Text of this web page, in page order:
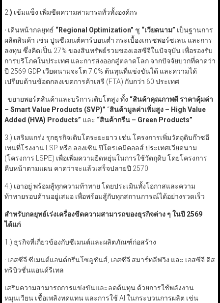
2.) เข้มแข็ง เพิ่มขีดความสามารถทั่วทั้งองค์กร
· เดินหน้ากลยุทธ์ “Regional Optimization” ชู “เวียดนาม” เป็นฐานการ
ผลิตสินค้า เช่น ปูนซีเมนต์คาร์บอนต่ำ กระเบื้องเกรซพอร์ซเลน และการ
ลงทุน ซึ่งคิดเป็น 27% ของสินทรัพย์รวมของเอสซีจีในปัจจุบัน เพื่อรองรับ
การบริโภคในประเทศ และการส่งออกสู่ตลาดโลก จากปัจจัยบวกที่คาดว่า
ปี 2569 GDP เวียดนามจะโต 7.0% ต้นทุนที่แข่งขันได้ และความได้
เปรียบด้านข้อตกลงเขตการค้าเสรี (FTA) กับกว่า 60 ประเทศ
· ขยายพอร์ตสินค้าและบริการเติบโตสูง ทั้ง “สินค้าคุณภาพดี ราคาคุ้มค่า
– Smart Value Products (SVP)” “สินค้ามูลค่าเพิ่มสูง – High Value
Added (HVA) Products” และ “สินค้ากรีน – Green Products”
3.) เสริมแกร่ง รุกธุรกิจเติบโตระยะยาว เช่น โครงการเพิ่มวัตถุดิบก๊าซอี
เทนที่โรงงาน LSP หรือ ลองเซิน ปิโตรเคมิคอลส์ ประเทศเวียดนาม
(โครงการ LSPE) เพื่อเพิ่มความยืดหยุ่นในการใช้วัตถุดิบ โดยโครงการ
คืบหน้าตามแผน คาดว่าจะแล้วเสร็จปลายปี 2570
4.) เอาอยู่ พร้อมสู้ทุกความท้าทาย โดยประเมินทั้งโอกาสและความ
ท้าทายรอบด้านอยู่เสมอ เพื่อพร้อมสู้กับทุกสถานการณ์ได้อย่างรวดเร็ว
สำหรับกลยุทธ์เร่งเครื่องขีดความสามารถของธุรกิจต่าง ๆ ในปี 2569
ได้แก่
1.) ธุรกิจที่เกี่ยวข้องกับซีเมนต์และผลิตภัณฑ์ก่อสร้าง
· เอสซีจี ซีเมนต์แอนด์กรีนโซลูชันส์, เอสซีจี สมาร์ทลีฟวิง และ เอสซีจี ดิส
ทริบิวชั่นแอนด์รีเทล
เสริมความสามารถการแข่งขันและลดต้นทุน ด้วยการใช้พลังงาน
หมุนเวียน เชื้อเพลิงทดแทน และการใช้ AI ในกระบวนการผลิต เช่น